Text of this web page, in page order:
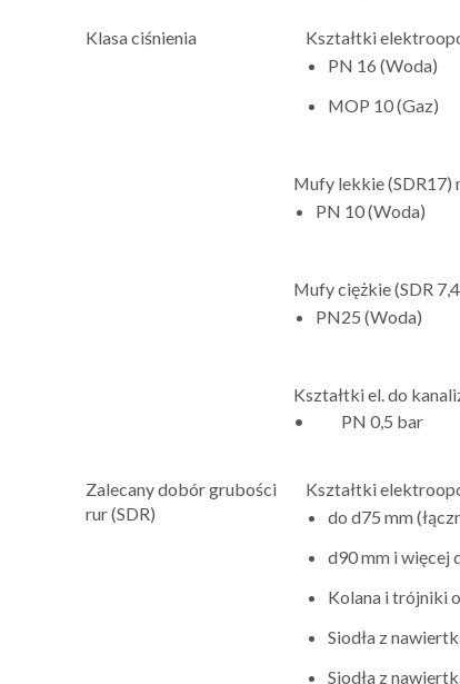
Klasa ciśnienia
Kształtki
PN 16 (Woda)
MOP 10 (Gaz)
Mufy lekkie (SDR17)
PN 10 (Woda)
Mufy ciężkie (SDR
PN25 (Woda)
Kształtki el. do
• PN 0,5 bar
Zalecany dobór grubości
rur (SDR)
Kształtki
do d75 mm
d90 mm i więcej
Kolana i trójniki
Siodła z
Siodła z